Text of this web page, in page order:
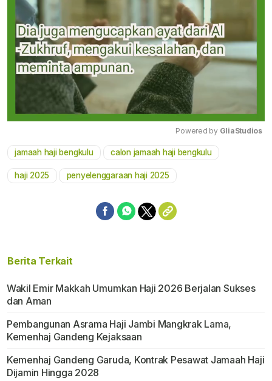
Powered by GliaStudios
jamaah haji bengkulu calon jamaah haji bengkulu
haji 2025 penyelenggaraan haji 2025
Berita Terkait
Wakil Emir Makkah Umumkan Haji 2026 Berjalan Sukses
dan Aman
Pembangunan Asrama Haji Jambi Mangkrak Lama,
Kemenhaj Gandeng Kejaksaan
Kemenhaj Gandeng Garuda, Kontrak Pesawat Jamaah Haji
Dijamin Hingga 2028